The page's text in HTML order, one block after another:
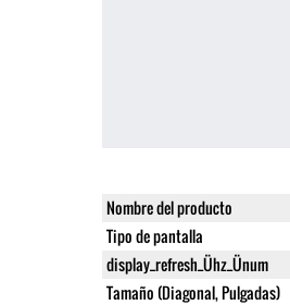
Nombre del producto
Tipo de pantalla
display_refresh_Ühz_Ünum
Tamaño (Diagonal, Pulgadas)